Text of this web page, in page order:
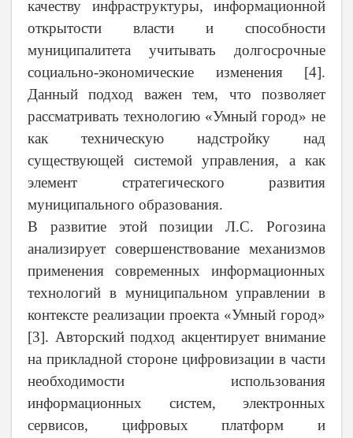
качеству инфраструктуры, информационной
открытости власти и способности
муниципалитета учитывать долгосрочные
социально-экономические изменения [4].
Данный подход важен тем, что позволяет
рассматривать технологию «Умный город» не
как техническую надстройку над
существующей системой управления, а как
элемент стратегического развития
муниципального образования.
В развитие этой позиции Л.С. Рогозина
анализирует совершенствование механизмов
применения современных информационных
технологий в муниципальном управлении в
контексте реализации проекта «Умный город»
[3]. Авторский подход акцентирует внимание
на прикладной стороне цифровизации в части
необходимости использования
информационных систем, электронных
сервисов, цифровых платформ и